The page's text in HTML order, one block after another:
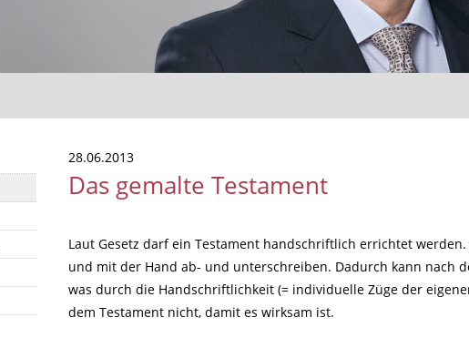
28.06.2013
Das gemalte Testament
Laut Gesetz darf ein Testament handschriftlich errichtet
und mit der Hand ab- und unterschreiben. Dadurch kann nach
was durch die Handschriftlichkeit (= individuelle Züge der
dem Testament nicht, damit es wirksam ist.